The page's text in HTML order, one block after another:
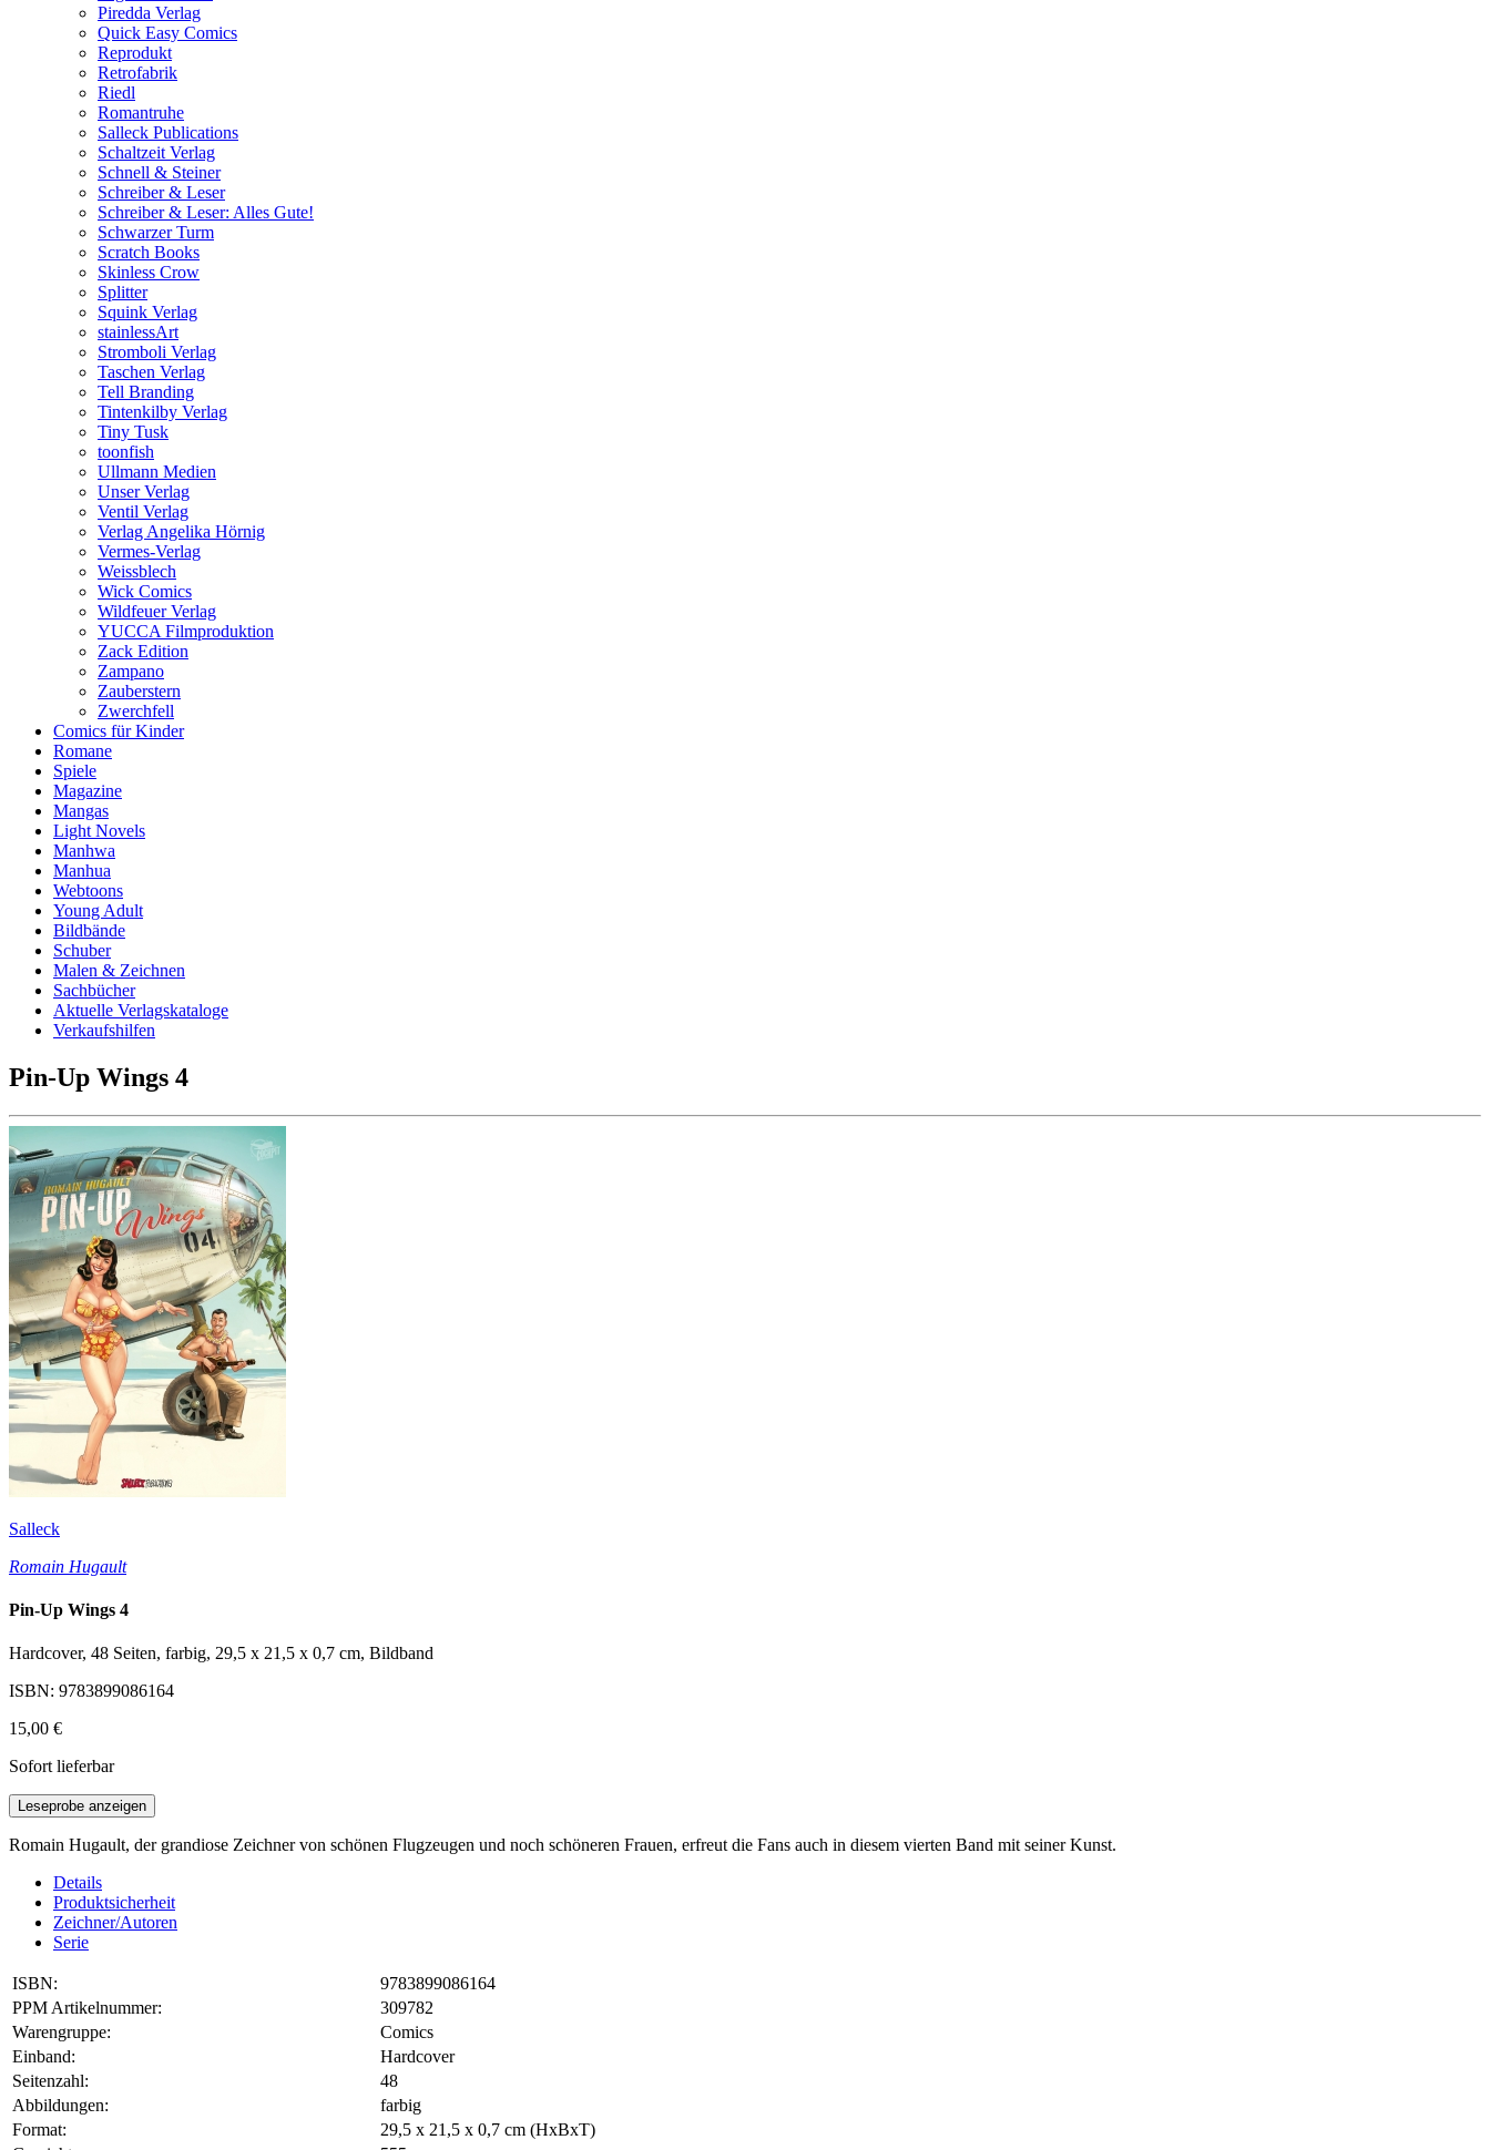
Piredda Verlag
Quick Easy Comics
Reprodukt
Retrofabrik
Riedl
Romantruhe
Salleck Publications
Schaltzeit Verlag
Schnell & Steiner
Schreiber & Leser
Schreiber & Leser: Alles Gute!
Schwarzer Turm
Scratch Books
Skinless Crow
Splitter
Squink Verlag
stainlessArt
Stromboli Verlag
Taschen Verlag
Tell Branding
Tintenkilby Verlag
Tiny Tusk
toonfish
Ullmann Medien
Unser Verlag
Ventil Verlag
Verlag Angelika Hörnig
Vermes-Verlag
Weissblech
Wick Comics
Wildfeuer Verlag
YUCCA Filmproduktion
Zack Edition
Zampano
Zauberstern
Zwerchfell
Comics für Kinder
Romane
Spiele
Magazine
Mangas
Light Novels
Manhwa
Manhua
Webtoons
Young Adult
Bildbände
Schuber
Malen & Zeichnen
Sachbücher
Aktuelle Verlagskataloge
Verkaufshilfen
Pin-Up Wings 4
Salleck
Romain Hugault
Pin-Up Wings 4
Hardcover, 48 Seiten, farbig, 29,5 x 21,5 x 0,7 cm, Bildband
ISBN: 9783899086164
15,00 €
Sofort lieferbar
Leseprobe anzeigen
Romain Hugault, der grandiose Zeichner von schönen Flugzeugen und noch schöneren Frauen, erfreut die Fans auch in diesem vierten Band mit seiner Kunst.
Details
Produktsicherheit
Zeichner/Autoren
Serie
ISBN:
9783899086164
PPM Artikelnummer:
309782
Warengruppe:
Comics
Einband:
Hardcover
Seitenzahl:
48
Abbildungen:
farbig
Format:
29,5 x 21,5 x 0,7 cm (HxBxT)